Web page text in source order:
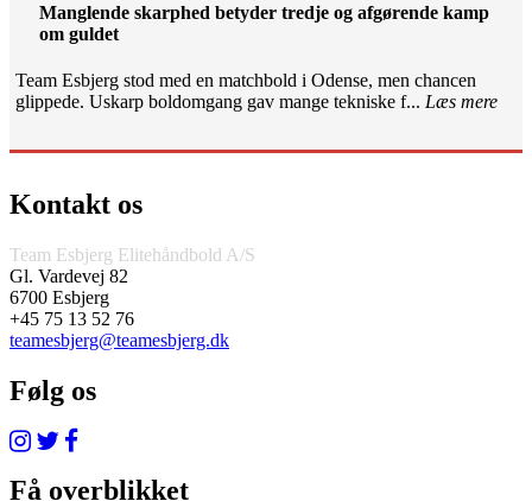
Manglende skarphed betyder tredje og afgørende kamp
om guldet
Team Esbjerg stod med en matchbold i Odense, men chancen
glippede. Uskarp boldomgang gav mange tekniske f... Læs mere
Kontakt os
Team Esbjerg Elitehåndbold A/S
Gl. Vardevej 82
6700 Esbjerg
+45 75 13 52 76
teamesbjerg@teamesbjerg.dk
Følg os
Få overblikket